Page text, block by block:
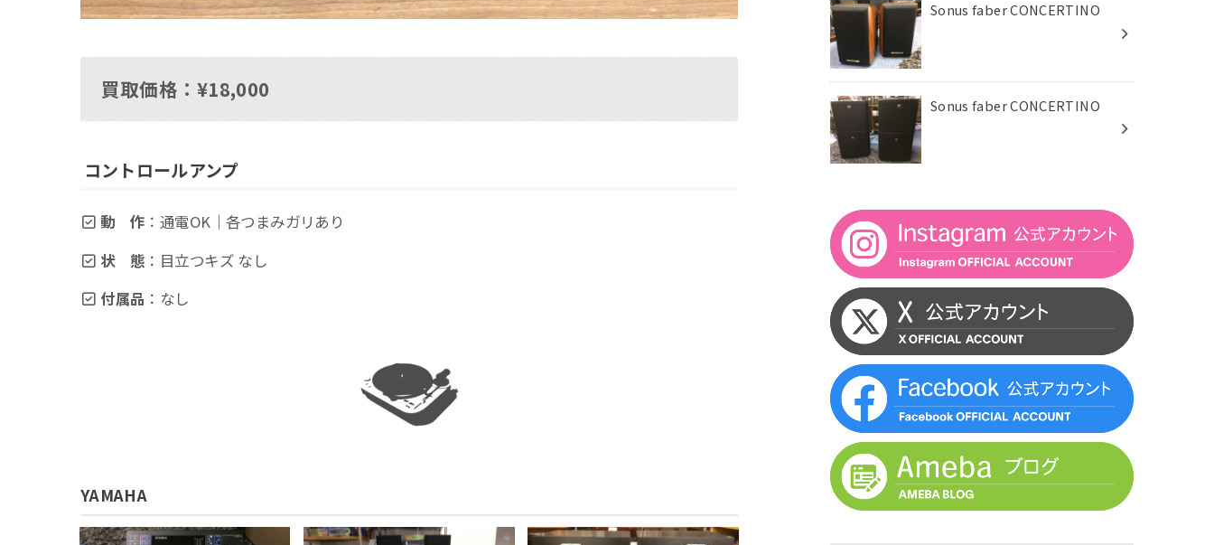
買取価格：¥18,000
コントロールアンプ
動 作 ：通電OK｜各つまみガリあり
状 態 ：目立つキズ なし
付属品 ：なし
YAMAHA
Sonus faber CONCERTINO
Sonus faber CONCERTINO